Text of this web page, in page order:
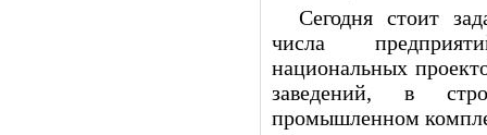
Сегодня стоит
числа
национальных
заведений, в
промышленном